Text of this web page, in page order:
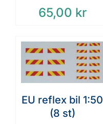
65,00 kr
EU reflex bil 1:50
(8 st)